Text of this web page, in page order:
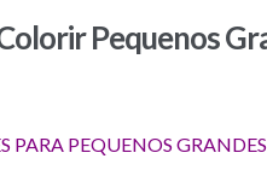
Pequenos
PARA PEQUENOS